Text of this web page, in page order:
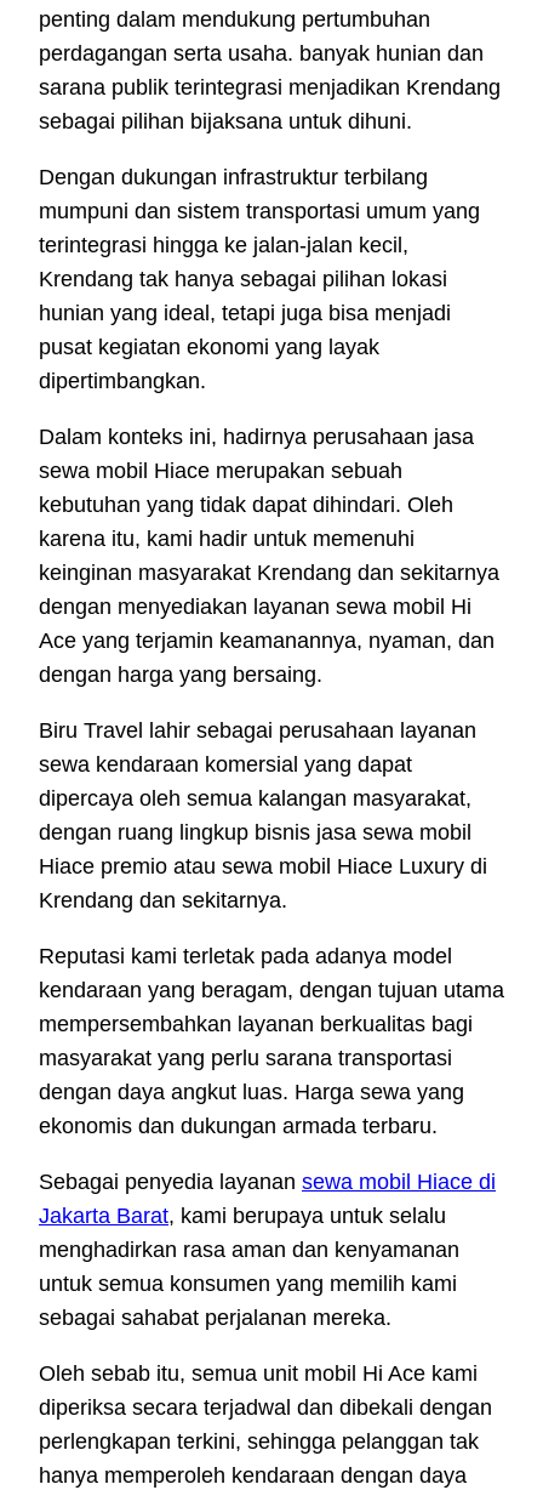
penting dalam mendukung pertumbuhan
perdagangan serta usaha. banyak hunian dan
sarana publik terintegrasi menjadikan Krendang
sebagai pilihan bijaksana untuk dihuni.
Dengan dukungan infrastruktur terbilang
mumpuni dan sistem transportasi umum yang
terintegrasi hingga ke jalan-jalan kecil,
Krendang tak hanya sebagai pilihan lokasi
hunian yang ideal, tetapi juga bisa menjadi
pusat kegiatan ekonomi yang layak
dipertimbangkan.
Dalam konteks ini, hadirnya perusahaan jasa
sewa mobil Hiace merupakan sebuah
kebutuhan yang tidak dapat dihindari. Oleh
karena itu, kami hadir untuk memenuhi
keinginan masyarakat Krendang dan sekitarnya
dengan menyediakan layanan sewa mobil Hi
Ace yang terjamin keamanannya, nyaman, dan
dengan harga yang bersaing.
Biru Travel lahir sebagai perusahaan layanan
sewa kendaraan komersial yang dapat
dipercaya oleh semua kalangan masyarakat,
dengan ruang lingkup bisnis jasa sewa mobil
Hiace premio atau sewa mobil Hiace Luxury di
Krendang dan sekitarnya.
Reputasi kami terletak pada adanya model
kendaraan yang beragam, dengan tujuan utama
mempersembahkan layanan berkualitas bagi
masyarakat yang perlu sarana transportasi
dengan daya angkut luas. Harga sewa yang
ekonomis dan dukungan armada terbaru.
Sebagai penyedia layanan sewa mobil Hiace di
Jakarta Barat, kami berupaya untuk selalu
menghadirkan rasa aman dan kenyamanan
untuk semua konsumen yang memilih kami
sebagai sahabat perjalanan mereka.
Oleh sebab itu, semua unit mobil Hi Ace kami
diperiksa secara terjadwal dan dibekali dengan
perlengkapan terkini, sehingga pelanggan tak
hanya memperoleh kendaraan dengan daya